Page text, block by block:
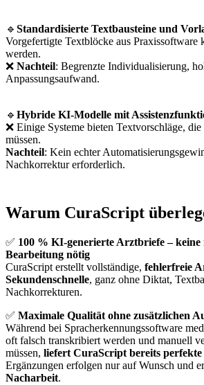
🔹 Standardisierte Textbausteine und
Vorgefertigte Textblöcke aus Praxissoftware
werden.
❌ Nachteil: Begrenzte Individualisierung,
Anpassungsaufwand.
🔹 Hybride KI-Modelle mit
❌ Einige Systeme bieten Textvorschläge,
müssen.
Nachteil: Kein echter
Nachkorrektur erforderlich.
Warum CuraScript
✅ 100 % KI-generierte Arztbriefe – keine
Bearbeitung nötig
CuraScript erstellt vollständige, fehlerfreie
Sekundenschnelle, ganz ohne Diktat,
Nachkorrekturen.
✅ Maximale Qualität ohne zusätzlichen
Während bei Spracherkennungssoftware
oft falsch transkribiert werden und manuell
müssen, liefert CuraScript bereits perfekte
Ergänzungen erfolgen nur auf Wunsch und
Nacharbeit.